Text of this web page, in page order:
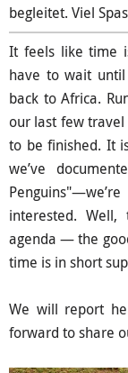
begleitet. Viel
It feels like time
have to wait
back to Africa.
our last few
to be finished. It
we’ve
interested.
agenda — the
time is in short
We will report
forward to share